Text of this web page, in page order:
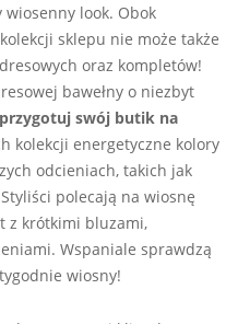
look. Obok
sklepu nie może także
dresowych oraz kompletów!
bawełny o niezbyt
przygotuj swój butik na
kolekcji energetyczne kolory
odcieniach, takich jak
polecają na wiosnę
z krótkimi bluzami,
Wspaniale sprawdzą
wiosny!